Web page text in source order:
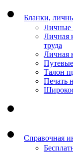
Бланки,
Личные
Личная
труда
Личная
Талон
Печать
Справочная